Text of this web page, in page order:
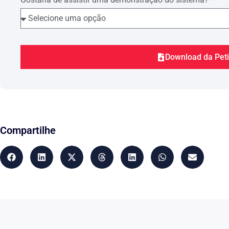
o buscar abrigo em casa de familiares.
Diante destes fatos, não restou ao(à) Requerido(a)
Corposperante esse MM. Juízo, a qual foi
Sucessões e que recebeu o n.º ………………
O(A) Requerente busca regularizar sua situação,
DO PEDIDO
De todo o exposto, e pelas razões acima discorridas,
mandar citar a(o) Requerida)o) no endereço
Download da
Compartilhe